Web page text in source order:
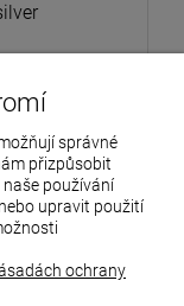
správné
přizpůsobit
používání
upravit použití
ochrany